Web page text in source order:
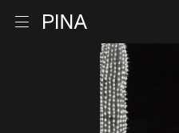
Zum Inhalt springen
Menu öffnen